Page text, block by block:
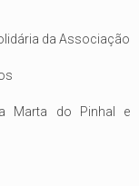
da Associação
Marta do Pinhal e